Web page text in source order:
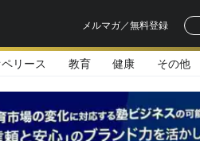
メルマガ／無料登録
リース 教育 健康 その他